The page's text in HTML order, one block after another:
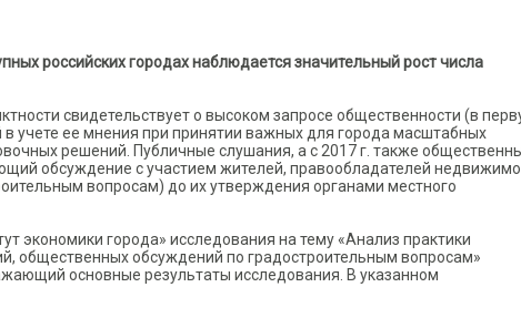
российских городах наблюдается значительный рост числа
свидетельствует о высоком запросе общественности (в
учете ее мнения при принятии важных для города масштабных
решений. Публичные слушания, а с 2017 г. также
обсуждение с участием жителей, правообладателей
вопросам) до их утверждения органами местного
экономики города» исследования на тему «Анализ практики
общественных обсуждений по градостроительным вопросам»
основные результаты исследования. В указанном